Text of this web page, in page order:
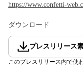
https://www.confetti-
ダウンロード
プレスリリース
このプレスリリース内で使